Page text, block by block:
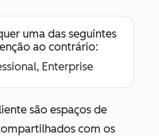
uma das seguintes
ao contrário:
Enterprise
são espaços de
com os